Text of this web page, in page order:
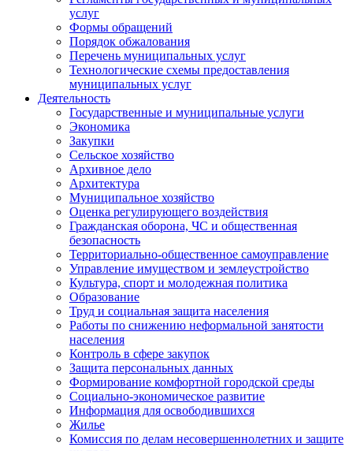
услуг
Формы обращений
Порядок обжалования
Перечень муниципальных услуг
Технологические схемы предоставления
муниципальных услуг
Деятельность
Государственные и муниципальные услуги
Экономика
Закупки
Сельское хозяйство
Архивное дело
Архитектура
Муниципальное хозяйство
Оценка регулирующего воздействия
Гражданская оборона, ЧС и общественная
безопасность
Территориально-общественное самоуправление
Управление имуществом и землеустройство
Культура, спорт и молодежная политика
Образование
Труд и социальная защита населения
Работы по снижению неформальной занятости
населения
Контроль в сфере закупок
Защита персональных данных
Формирование комфортной городской среды
Социально-экономическое развитие
Информация для освободившихся
Жилье
Комиссия по делам несовершеннолетних и защите